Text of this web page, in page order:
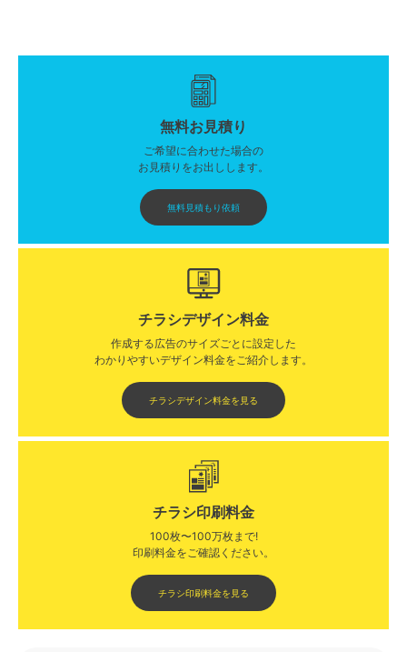
無料お見積り
ご希望に合わせた場合の
お見積りをお出しします。
無料見積もり依頼
チラシデザイン料金
作成する広告のサイズごとに設定した
わかりやすいデザイン料金をご紹介します。​​
チラシデザイン料金を見る
チラシ印刷料金
100枚〜100万枚まで!
印刷料金をご確認ください。​
チラシ印刷料金を見る